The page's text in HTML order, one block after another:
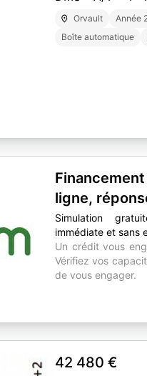
KINABALU GRAY
Orvault Année
Boîte automatique
ligne,
Simulation
immédiate et sans
Un crédit vous
Vérifiez vos
de vous engager.
42 480 €